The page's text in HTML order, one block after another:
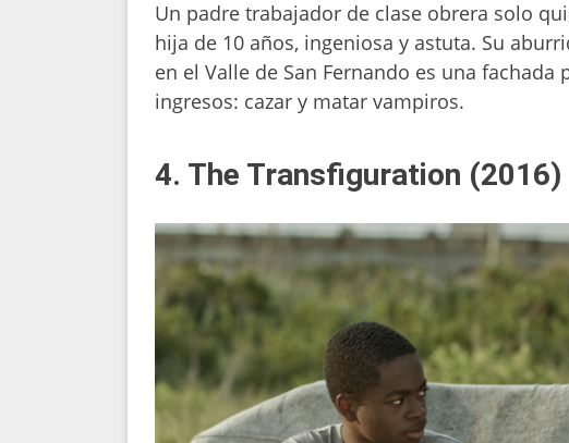
Un padre trabajador de clase obrera solo
hija de 10 años, ingeniosa y astuta. Su
en el Valle de San Fernando es una
ingresos: cazar y matar vampiros.
4. The Transfiguration (2016)